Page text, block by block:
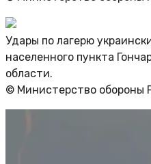
Удары по лагерю
населенного пункта
области.
© Министерство обороны